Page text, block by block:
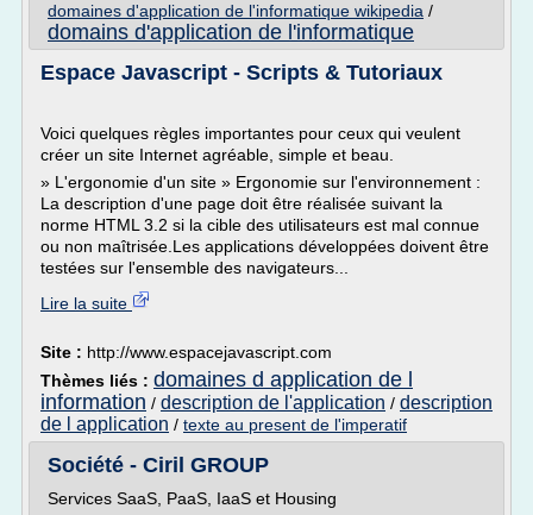
domaines d'application de l'informatique wikipedia /
domains d'application de l'informatique
Espace Javascript - Scripts & Tutoriaux
Voici quelques règles importantes pour ceux qui veulent
créer un site Internet agréable, simple et beau.
» L'ergonomie d'un site » Ergonomie sur l'environnement :
La description d'une page doit être réalisée suivant la
norme HTML 3.2 si la cible des utilisateurs est mal connue
ou non maîtrisée.Les applications développées doivent être
testées sur l'ensemble des navigateurs...
Lire la suite
Site : http://www.espacejavascript.com
Thèmes liés : domaines d application de l
information / description de l'application / description
de l application / texte au present de l'imperatif
Société - Ciril GROUP
Services SaaS, PaaS, IaaS et Housing